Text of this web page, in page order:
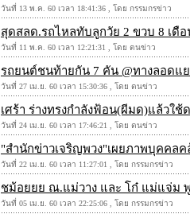
วันที่ 13 พ.ค. 60 เวลา 18:41:36 , โดย กรรมกรข่าว
สุดสลด.รถไหลทับลูกวัย 2 ขวบ 8 เดือ
วันที่ 11 พ.ค. 60 เวลา 12:21:31 , โดย ตนข่าว
รถยนต์ชนท้ายกัน 7 คัน @ทางลอดแ
วันที่ 27 เม.ย. 60 เวลา 15:30:36 , โดย ตนข่าว
เศร้า ร่างทรงกำลังฟ้อน(ผีมด)แล้วใช้
วันที่ 24 เม.ย. 60 เวลา 17:46:21 , โดย ตนข่าว
"สำนักข่าวเจริญพวง"เผยภาพบุคคล
วันที่ 22 เม.ย. 60 เวลา 11:27:01 , โดย กรรมกรข่าว
ชม้อยยย ณ.แม่วาง และ โก๋ แม่แจ่ม
วันที่ 05 เม.ย. 60 เวลา 22:25:06 , โดย กรรมกรข่าว